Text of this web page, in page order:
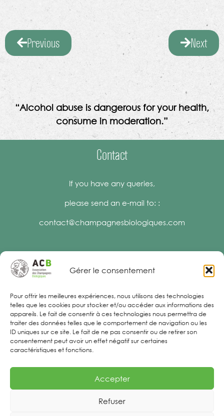
Gérer le consentement
Pour offrir les meilleures expériences, nous utilisons des technologies
telles que les cookies pour stocker et/ou accéder aux informations des
appareils. Le fait de consentir à ces technologies nous permettra de
traiter des données telles que le comportement de navigation ou les
ID uniques sur ce site. Le fait de ne pas consentir ou de retirer son
consentement peut avoir un effet négatif sur certaines
caractéristiques et fonctions.
Accepter
Refuser
Previous Next
“Alcohol abuse is dangerous for your health,
consume in moderation.”
Contact
If you have any queries,
please send an e-mail to: :
contact@champagnesbiologiques.com